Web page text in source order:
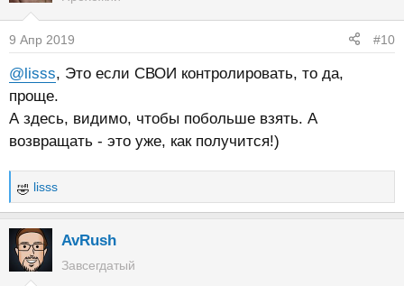
9 Апр 2019 #10
@lisss, Это если СВОИ контролировать, то да,
проще.
А здесь, видимо, чтобы побольше взять. А
возвращать - это уже, как получится!)
Р
е
а
к
ц
lisss
AvRush
Завсегдатый